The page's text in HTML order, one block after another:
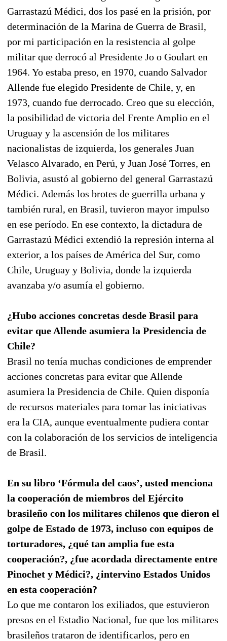
Garrastazú Médici, dos los pasé en la prisión, por
determinación de la Marina de Guerra de Brasil,
por mi participación en la resistencia al golpe
militar que derrocó al Presidente Jo o Goulart en
1964. Yo estaba preso, en 1970, cuando Salvador
Allende fue elegido Presidente de Chile, y, en
1973, cuando fue derrocado. Creo que su elección,
la posibilidad de victoria del Frente Amplio en el
Uruguay y la ascensión de los militares
nacionalistas de izquierda, los generales Juan
Velasco Alvarado, en Perú, y Juan José Torres, en
Bolivia, asustó al gobierno del general Garrastazú
Médici. Además los brotes de guerrilla urbana y
también rural, en Brasil, tuvieron mayor impulso
en ese período. En ese contexto, la dictadura de
Garrastazú Médici extendió la represión interna al
exterior, a los países de América del Sur, como
Chile, Uruguay y Bolivia, donde la izquierda
avanzaba y/o asumía el gobierno.
¿Hubo acciones concretas desde Brasil para
evitar que Allende asumiera la Presidencia de
Chile?
Brasil no tenía muchas condiciones de emprender
acciones concretas para evitar que Allende
asumiera la Presidencia de Chile. Quien disponía
de recursos materiales para tomar las iniciativas
era la CIA, aunque eventualmente pudiera contar
con la colaboración de los servicios de inteligencia
de Brasil.
En su libro ‘Fórmula del caos’, usted menciona
la cooperación de miembros del Ejército
brasileño con los militares chilenos que dieron el
golpe de Estado de 1973, incluso con equipos de
torturadores, ¿qué tan amplia fue esta
cooperación?, ¿fue acordada directamente entre
Pinochet y Médici?, ¿intervino Estados Unidos
en esta cooperación?
Lo que me contaron los exiliados, que estuvieron
presos en el Estadio Nacional, fue que los militares
brasileños trataron de identificarlos, pero en